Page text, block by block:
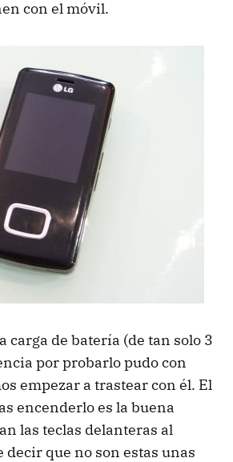
con el móvil.
carga de batería (de tan solo 3
por probarlo pudo con
empezar a trastear con él. El
encenderlo es la buena
las teclas delanteras al
que no son estas unas